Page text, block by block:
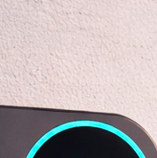
claro, es por